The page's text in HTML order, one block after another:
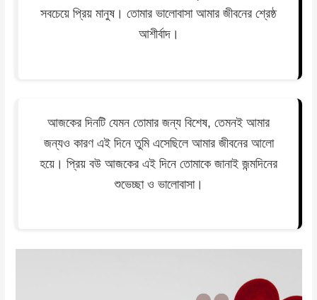
সবচেয়ে প্রিয় মানুষ। তোমার ভালোবাসা আমার জীবনের শ্রেষ্ঠ
আশীর্বাদ।
আজকের দিনটি যেমন তোমার জন্য বিশেষ, তেমনই আমার
জন্যও কারণ এই দিনে তুমি এসেছিলে আমার জীবনের আলো
হয়ে। প্রিয় বউ আজকের এই দিনে তোমাকে জানাই জন্মদিনের
শুভেচ্ছা ও ভালোবাসা।